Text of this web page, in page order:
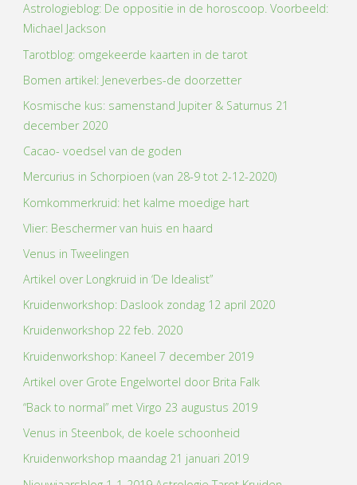
Astrologieblog: De oppositie in de horoscoop. Voorbeeld:
Michael Jackson
Tarotblog: omgekeerde kaarten in de tarot
Bomen artikel: Jeneverbes-de doorzetter
Kosmische kus: samenstand Jupiter & Saturnus 21
december 2020
Cacao- voedsel van de goden
Mercurius in Schorpioen (van 28-9 tot 2-12-2020)
Komkommerkruid: het kalme moedige hart
Vlier: Beschermer van huis en haard
Venus in Tweelingen
Artikel over Longkruid in ‘De Idealist”
Kruidenworkshop: Daslook zondag 12 april 2020
Kruidenworkshop 22 feb. 2020
Kruidenworkshop: Kaneel 7 december 2019
Artikel over Grote Engelwortel door Brita Falk
“Back to normal” met Virgo 23 augustus 2019
Venus in Steenbok, de koele schoonheid
Kruidenworkshop maandag 21 januari 2019